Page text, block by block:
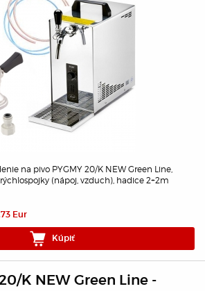
na pivo PYGMY 20/K NEW Green Line,
(nápoj, vzduch), hadice 2+2m
Eur
Kúpiť
K NEW Green Line -